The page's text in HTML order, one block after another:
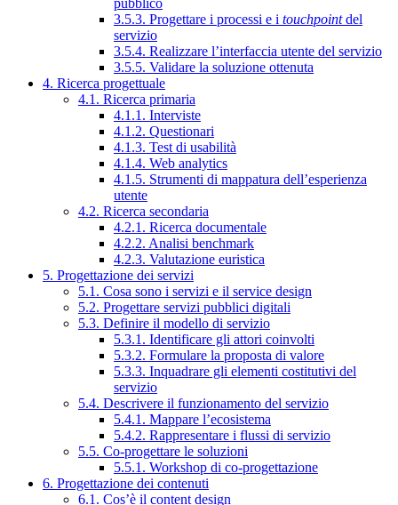
3.5.3. Progettare i processi e i touchpointdel
servizio
3.5.4. Realizzare l’interfaccia utente del servizio
3.5.5. Validare la soluzione ottenuta
4. Ricerca progettuale
4.1. Ricerca primaria
4.1.1. Interviste
4.1.2. Questionari
4.1.3. Test di usabilità
4.1.4. Web analytics
4.1.5. Strumenti di mappatura dell’esperienza
utente
4.2. Ricerca secondaria
4.2.1. Ricerca documentale
4.2.2. Analisi benchmark
4.2.3. Valutazione euristica
5. Progettazione dei servizi
5.1. Cosa sono i servizi e il service design
5.2. Progettare servizi pubblici digitali
5.3. Definire il modello di servizio
5.3.1. Identificare gli attori coinvolti
5.3.2. Formulare la proposta di valore
5.3.3. Inquadrare gli elementi costitutivi del
servizio
5.4. Descrivere il funzionamento del servizio
5.4.1. Mappare l’ecosistema
5.4.2. Rappresentare i flussi di servizio
5.5. Co-progettare le soluzioni
5.5.1. Workshop di co-progettazione
6. Progettazione dei contenuti
6.1. Cos’è il content design